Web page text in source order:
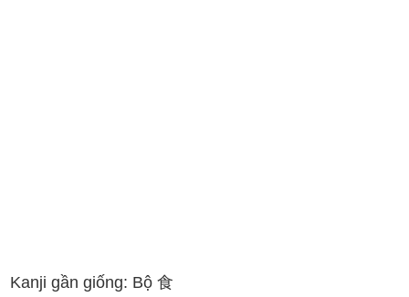
Kanji gần giống: Bộ 食